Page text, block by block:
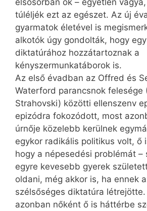
túléljék ezt az egészet. Az új
gyarmatok életével is
alkotók úgy gondolták, hogy
diktatúrához hozzátartoznak a
kényszermunkatáborok is.
Az első évadban az Offred és
Waterford parancsnok felesége
Strahovski) közötti ellenszenv
epizódra fokozódott, most
úrnője közelebb kerülnek
egykor radikális politikus volt, ő
hogy a népesedési problémát –
egyre kevesebb gyerek
oldani, még akkor is, ha ennek
szélsőséges diktatúra
azonban nőként ő is háttérbe